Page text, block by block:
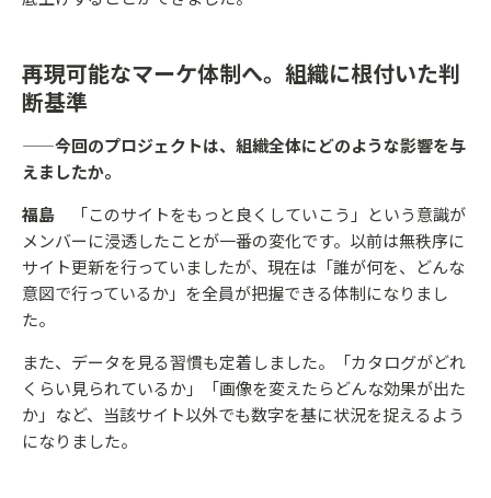
再現可能なマーケ体制へ。組織に根付いた判
断基準
——今回のプロジェクトは、組織全体にどのような影響を与
えましたか。
福島 「このサイトをもっと良くしていこう」という意識が
メンバーに浸透したことが一番の変化です。以前は無秩序に
サイト更新を行っていましたが、現在は「誰が何を、どんな
意図で行っているか」を全員が把握できる体制になりまし
た。
また、データを見る習慣も定着しました。「カタログがどれ
くらい見られているか」「画像を変えたらどんな効果が出た
か」など、当該サイト以外でも数字を基に状況を捉えるよう
になりました。